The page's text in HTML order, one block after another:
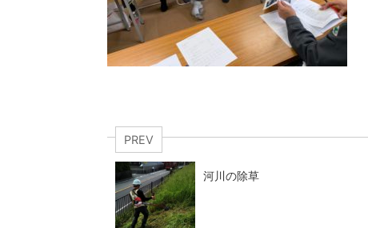
PREV
河川の除草